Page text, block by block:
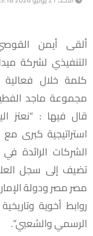
ألقى أيمن
التنفيذي لشركة
كلمة خلال فعالية
مجموعة ماجد
قال فيها : “نعتز
استراتيجية كبرى
الشركات الرائدة
تضيف إلى سجل
مصر مصر ودولة
روابط أخوية
الرسمي والشعبي”.